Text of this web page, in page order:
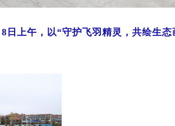
8日上午，以“守护飞羽精灵，共绘生